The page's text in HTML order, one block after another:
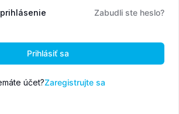
Zabudli ste heslo?
Prihlásiť sa
účet?Zaregistrujte sa